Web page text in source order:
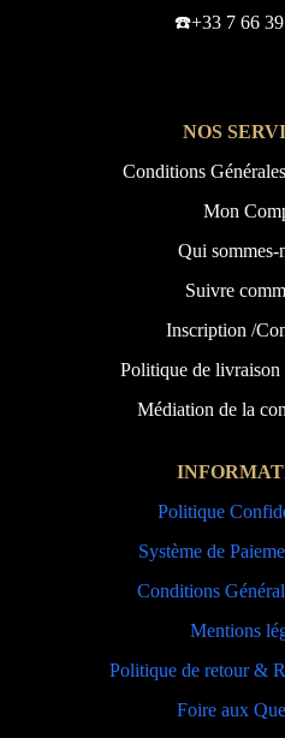
☎️+33 7 66
NOS
Conditions
Mon
Qui sommes-
Suivre
Inscription /
Politique de
Médiation de la
Politique
Système de
Conditions
Mentions
Politique de retour &
Foire aux